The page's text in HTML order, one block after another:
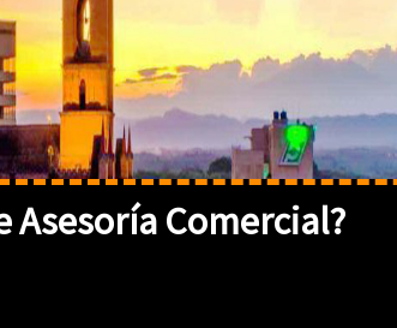
Asesoría Comercial?